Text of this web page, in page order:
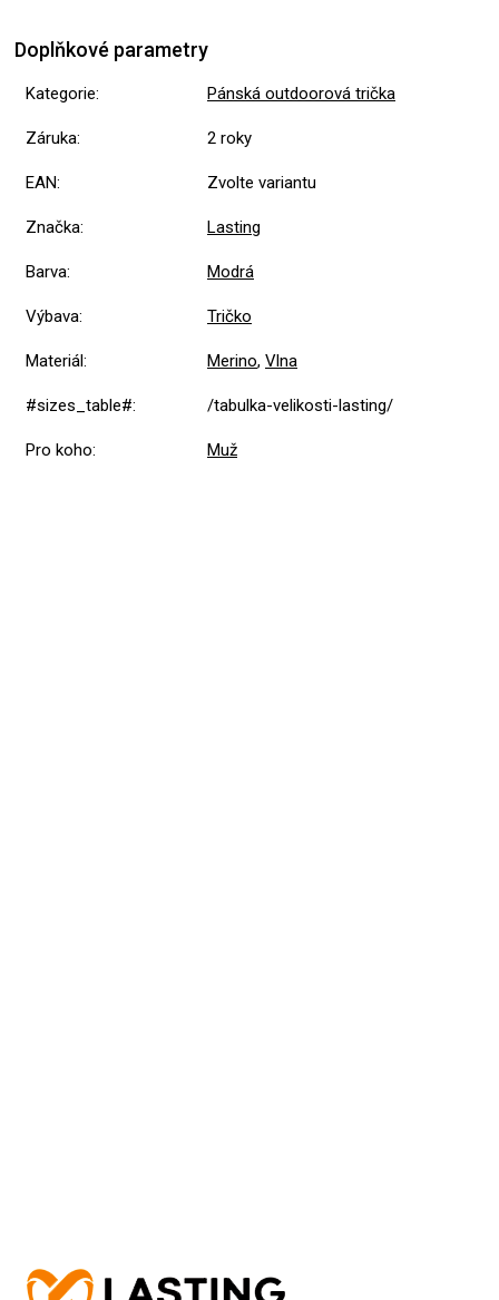
Doplňkové parametry
Kategorie: Pánská outdoorová trička
Záruka: 2 roky
EAN: Zvolte variantu
Značka: Lasting
Barva: Modrá
Výbava: Tričko
Materiál: Merino, Vlna
#sizes_table#: /tabulka-velikosti-lasting/
Pro koho: Muž